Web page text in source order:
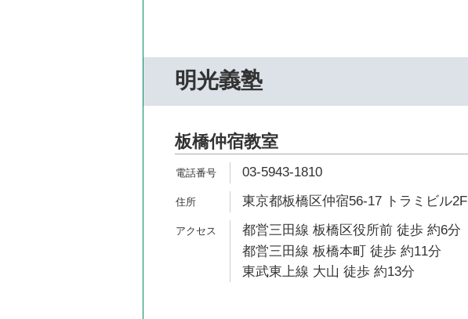
明光義塾
板橋仲宿教室
03-5943-1810
東京都板橋区仲宿56-17 トラミビル2F
都営三田線 板橋区役所前 徒歩 約6分
都営三田線 板橋本町 徒歩 約11分
東武東上線 大山 徒歩 約13分